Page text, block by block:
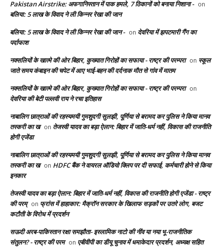
Pakistan Airstrike: अफगानिस्तान में पाक हमले, 7 ठिकानों को बनाया निशाना - on
बलिया: 5 लाख के विवाद ने ली किन्नर रेखा की जान
बलिया: 5 लाख के विवाद ने ली किन्नर रेखा की जान - on देवरिया में झपटमारी गैंग का
पर्दाफाश
नक्सलियों के खात्मे की ओर बिहार, कुख्यात गिरोहों का सफाया - राष्ट्र की परम्परा on स्कूल
जाते समय कंबाइन की चपेट में आए भाई-बहन की दर्दनाक मौत से गांव में मातम
नक्सलियों के खात्मे की ओर बिहार, कुख्यात गिरोहों का सफाया - राष्ट्र की परम्परा on
देवरिया की बेटी पल्लवी राय ने रचा इतिहास
नाबालिग छात्राओं की रहस्यमयी गुमशुदगी सुलझी, पूर्णिया से बरामद कर पुलिस ने किया मानव
तस्करी का ख on तेजस्वी यादव का बड़ा ऐलान: बिहार में जाति-धर्म नहीं, विकास की राजनीति
होगी एजेंडा
नाबालिग छात्राओं की रहस्यमयी गुमशुदगी सुलझी, पूर्णिया से बरामद कर पुलिस ने किया मानव
तस्करी का ख on HDFC बैंक ने वायरल ऑडियो क्लिप पर दी सफाई, कर्मचारी होने से किया
इनकार
तेजस्वी यादव का बड़ा ऐलान: बिहार में जाति-धर्म नहीं, विकास की राजनीति होगी एजेंडा - राष्ट्र
की परम् on फ्रांस में हाहाकार: मैक्रॉन सरकार के खिलाफ सड़कों पर उतरे लोग, बजट
कटौती के विरोध में प्रदर्शन
सऊदी अरब-पाकिस्तान रक्षा समझौता- इस्लामिक नाटो की नींव या नया भू-राजनीतिक
संतुलन? - राष्ट्र की परम on एबीवीपी का डीयू चुनाव में धमाकेदार प्रदर्शन, अध्यक्ष सहित